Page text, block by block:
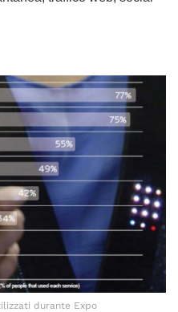
durante Expo